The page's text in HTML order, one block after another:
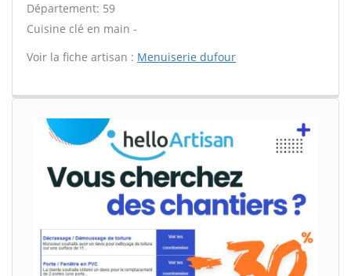
Département: 59
Cuisine clé en main -
Voir la fiche artisan : Menuiserie dufour